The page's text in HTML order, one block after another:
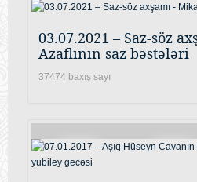
03.07.2021 – Saz-söz
Azaflının saz bəstələri
37474 baxış sayı